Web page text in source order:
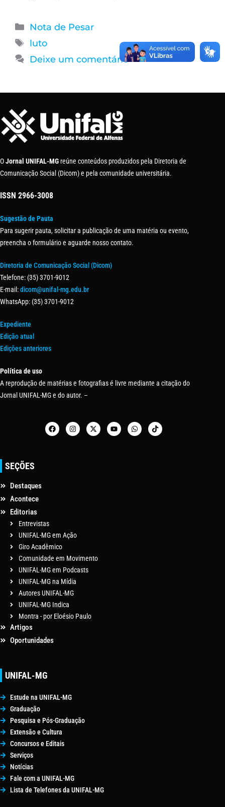
Nota de Pesar
luto
Deixe um comentário
OJornal UNIFAL-MG reúne conteúdos produzidos pela Diretoria de
Comunicação Social (Dicom) e pela comunidade universitária.
ISSN 2966-3008
Sugestão de Pauta
Para sugerir pauta, solicitar a publicação de uma matéria ou evento,
preencha o formulário e aguarde nosso contato.
Diretoria de Comunicação Social (Dicom)
Telefone: (35) 3701-9012
E-mail:dicom@unifal-mg.edu.br
WhatsApp: (35) 3701-9012
Expediente
Edição atual
Edições anteriores
Política de uso
A reprodução de matérias e fotografias é livre mediante a citação do
Jornal UNIFAL-MG e do autor. –
SEÇÕES
Destaques
Acontece
Editorias
Entrevistas
UNIFAL-MG em Ação
Giro Acadêmico
Comunidade em Movimento
UNIFAL-MG em Podcasts
UNIFAL-MG na Mídia
Autores UNIFAL-MG
UNIFAL-MG Indica
Montra - por Eloésio Paulo
Artigos
Oportunidades
UNIFAL-MG
Estude na UNIFAL-MG
Graduação
Pesquisa e Pós-Graduação
Extensão e Cultura
Concursos e Editais
Serviços
Notícias
Fale com a UNIFAL-MG
Lista de Telefones da UNIFAL-MG